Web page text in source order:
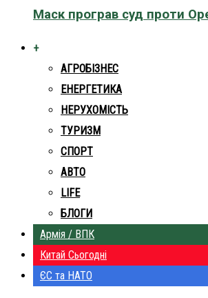
Маск програв суд проти
+
АГРОБІЗНЕС
ЕНЕРГЕТИКА
НЕРУХОМІСТЬ
ТУРИЗМ
СПОРТ
АВТО
LIFE
БЛОГИ
Армія / ВПК
Китай Сьогодні
ЄС та НАТО